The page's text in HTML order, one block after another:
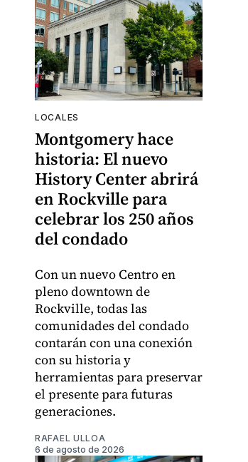
LOCALES
Montgomery hace
historia: El nuevo
History Center abrirá
en Rockville para
celebrar los 250 años
del condado
Con un nuevo Centro en
pleno downtown de
Rockville, todas las
comunidades del condado
contarán con una conexión
con su historia y
herramientas para preservar
el presente para futuras
generaciones.
RAFAEL ULLOA
6 de agosto de 2026